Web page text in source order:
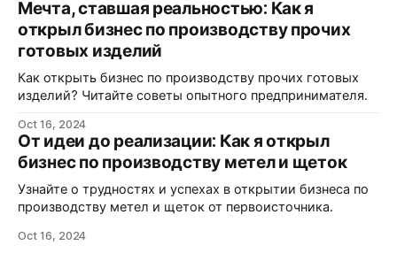
Мечта, ставшая реальностью: Как я
открыл бизнес по производству прочих
готовых изделий
Как открыть бизнес по производству прочих готовых
изделий? Читайте советы опытного предпринимателя.
Oct 16, 2024
От идеи до реализации: Как я открыл
бизнес по производству метел и щеток
Узнайте о трудностях и успехах в открытии бизнеса по
производству метел и щеток от первоисточника.
Oct 16, 2024